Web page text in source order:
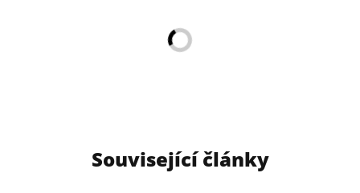
Související články